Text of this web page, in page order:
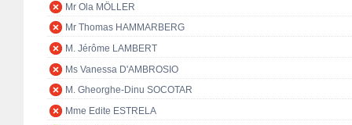
Mr Ola MÖLLER
Mr Thomas HAMMARBERG
M. Jérôme LAMBERT
Ms Vanessa D'AMBROSIO
M. Gheorghe-Dinu SOCOTAR
Mme Edite ESTRELA